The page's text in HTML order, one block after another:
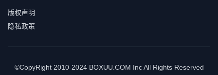
版权声明
隐私政策
©CopyRight 2010-2024 BOXUU.COM Inc All Rights Reserved